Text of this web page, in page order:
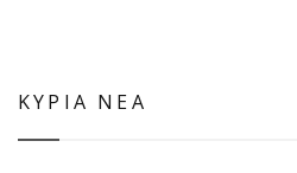
ΚΥΡΙΑ ΝΕΑ